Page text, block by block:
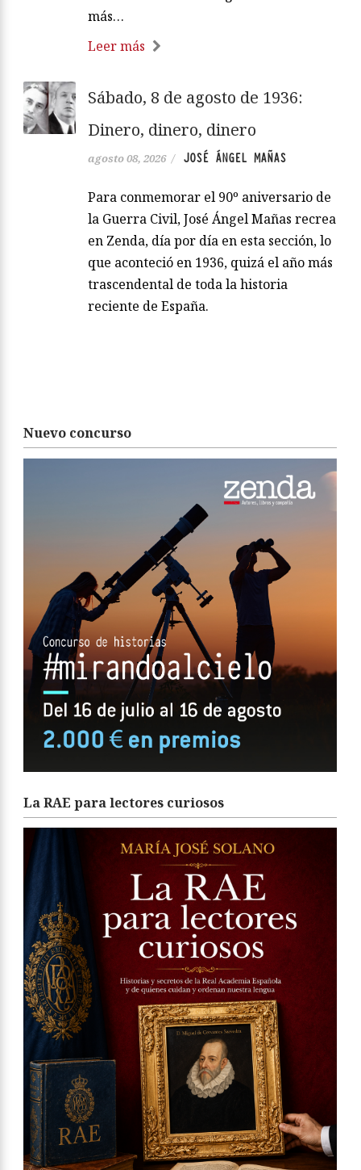
más…
Leer más
Sábado, 8 de agosto de 1936:
Dinero, dinero, dinero
agosto 08, 2026 / JOSÉ ÁNGEL MAÑAS
Para conmemorar el 90º aniversario de
la Guerra Civil, José Ángel Mañas recrea
en Zenda, día por día en esta sección, lo
que aconteció en 1936, quizá el año más
trascendental de toda la historia
reciente de España.
Nuevo concurso
La RAE para lectores curiosos